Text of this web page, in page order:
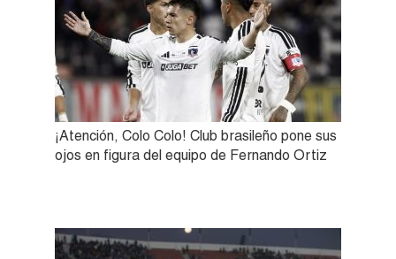
¡Atención, Colo Colo! Club brasileño pone sus
ojos en figura del equipo de Fernando Ortiz